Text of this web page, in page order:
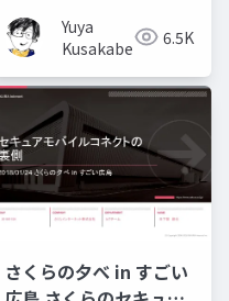
Yuya
Kusakabe
6.5K
さくらの夕べ in すごい